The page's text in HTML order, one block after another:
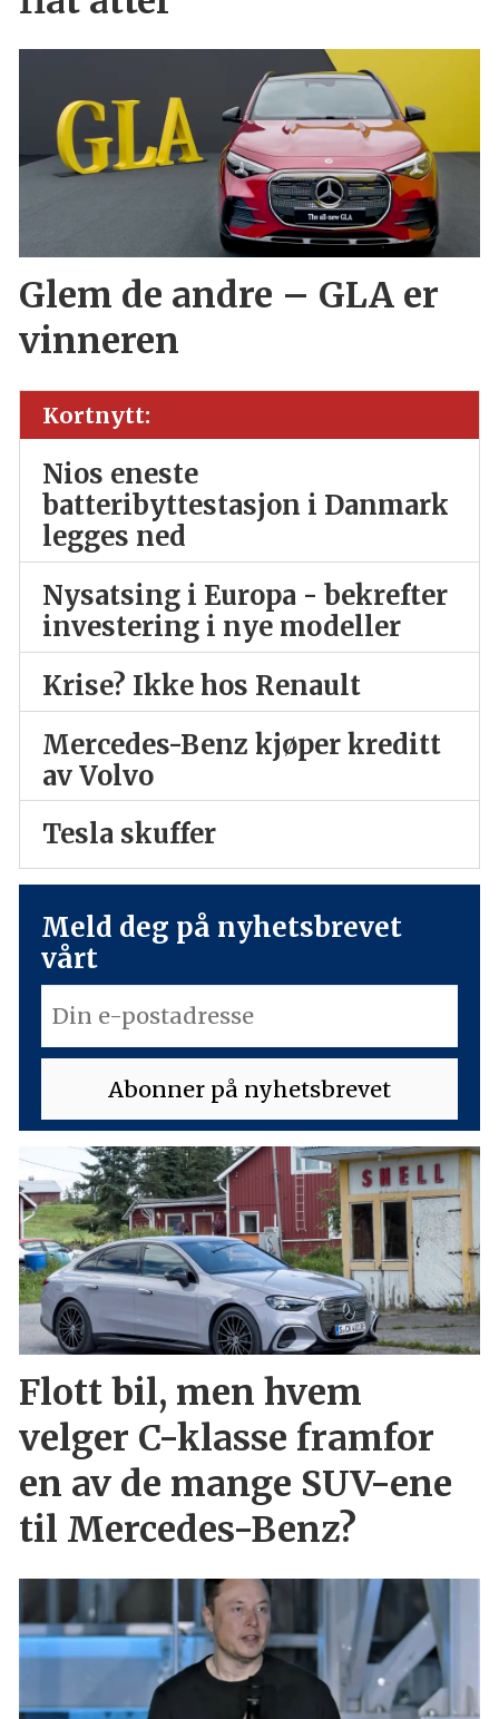
Glem de andre – GLA er
vinneren
Kortnytt:
Nios eneste
batteribyttestasjon i Danmark
legges ned
Nysatsing i Europa - bekrefter
investering i nye modeller
Krise? Ikke hos Renault
Mercedes-Benz kjøper kreditt
av Volvo
Tesla skuffer
Meld deg på nyhetsbrevet
vårt
Flott bil, men hvem
velger C-klasse framfor
en av de mange SUV-ene
til Mercedes-Benz?